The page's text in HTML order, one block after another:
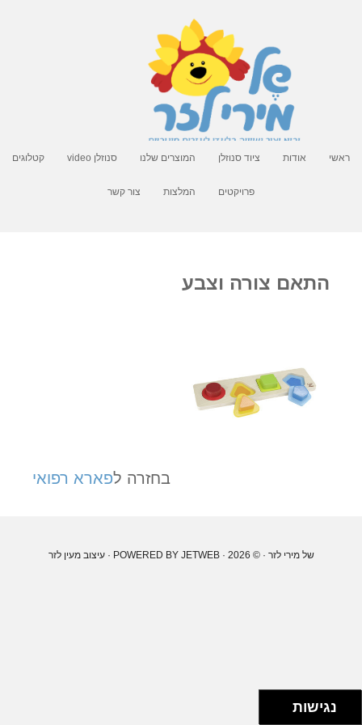
ראשי אודות ציוד סנוזלן המוצרים שלנו סנוזלן video קטלוגים
פרויקטים המלצות צור קשר
התאם צורה וצבע
בחזרה לפארא רפואי
של מירי לזר · © 2026 · POWERED BY
JETWEB · עיצובמעין לזר
נגישות